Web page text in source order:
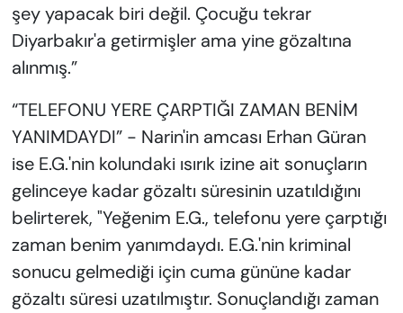
şey yapacak biri değil. Çocuğu tekrar
Diyarbakır'a getirmişler ama yine gözaltına
alınmış.”
“TELEFONU YERE ÇARPTIĞI ZAMAN BENİM
YANIMDAYDI” - Narin'in amcası Erhan Güran
ise E.G.'nin kolundaki ısırık izine ait sonuçların
gelinceye kadar gözaltı süresinin uzatıldığını
belirterek, "Yeğenim E.G., telefonu yere çarptığı
zaman benim yanımdaydı. E.G.'nin kriminal
sonucu gelmediği için cuma gününe kadar
gözaltı süresi uzatılmıştır. Sonuçlandığı zaman